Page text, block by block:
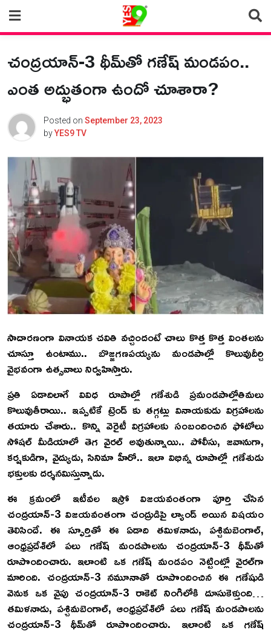
content
చంద్రయాన్‌-3 థీమ్‌తో గణేష్ మండపం..
ఎంత అద్భుతంగా ఉందో చూశారా?
Posted on September 23, 2023
byYES9 TV
సాదారణంగా వినాయక చవితి వచ్చిందంటే చాలు కొత్త కొత్త వింతలను
చూస్తూ ఉంటాము.. బొజ్జగణపయ్యను మండపాల్లో కొలువుదీర్చి
వైభవంగా ఉత్సవాలు నిర్వహిస్తారు.
ప్రతి ఏడాదిలాగే వివిధ రూపాల్లో గణేశుడి ప్రమండపాల్లోతిమలు
కొలువుతీరాయి.. ఇప్పటికే ట్రెండ్ కు తగ్గట్లు వినాయకుడు విగ్రహాలను
తయారు చేశారు.. కొన్ని వెరైటీ విగ్రహాలకు సంబందించిన ఫోటోలు
సోషల్ మీడియాలో తెగ వైరల్ అవుతున్నాయి.. పోలీసు, జవానుగా,
కర్షకుడిగా, వైద్యుడు, సినిమా హీరో.. ఇలా విభిన్న రూపాల్లో గణేశుడు
భక్తులకు దర్శనమిస్తున్నాడు.
ఈ క్రమంలో ఇటీవల ఇస్రో విజయవంతంగా పూర్తి చేసిన
చంద్రయాన్‌-3 విజయవంతంగా చంద్రుడిపై ల్యాండ్‌ అయిన విషయం
తెలిసిందే. ఈ స్ఫూర్తితో ఈ ఏడాది తమిళనాడు, పశ్చిమబెంగాల్‌,
ఆంధ్రప్రదేశ్‌లో పలు గణేష్‌ మండపాలను చంద్రయాన్‌-3 థీమ్‌తో
రూపొందించారు. ఇలాంటి ఒక గణేష్‌ మండపం నెట్టింట్లో వైరల్‌గా
మారింది. చంద్రయాన్‌-3 నమూనాతో రూపొందించిన ఈ గణేషుడి
వెనుక ఒక వైపు చంద్రయాన్‌-3 రాకెట్‌ నింగిలోకి దూసుకెళ్తుంది…
తమిళనాడు, పశ్చిమబెంగాల్‌, ఆంధ్రప్రదేశ్‌లో పలు గణేష్‌ మండపాలను
చంద్రయాన్‌-3 థీమ్‌తో రూపొందించారు. ఇలాంటి ఒక గణేష్‌